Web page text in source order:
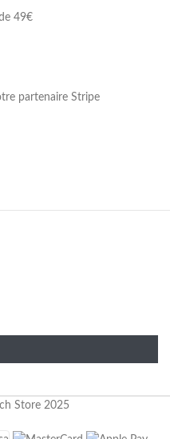
49€
partenaire Stripe
Store 2025